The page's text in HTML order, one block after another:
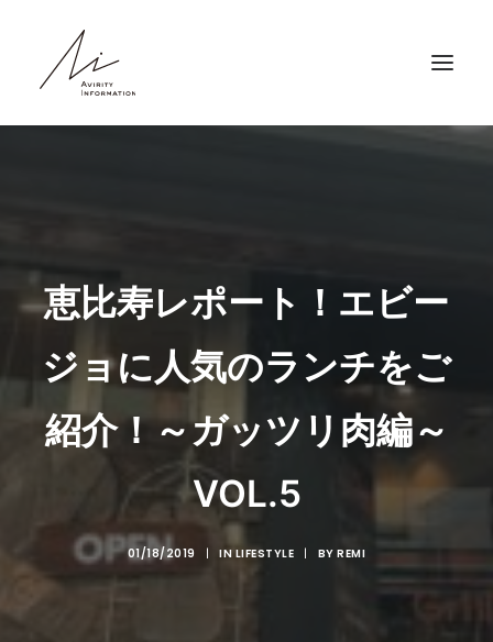
NEWS
RECRUIT
COMPANY
恵比寿レポート！エビー
ジョに人気のランチをご
紹介！～ガッツリ肉編～
VOL.5
01/18/2019 | IN LIFESTYLE | BYREMI